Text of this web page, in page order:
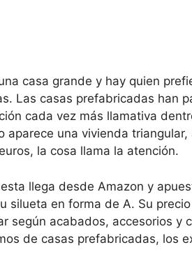
casa grande y hay quien
Las casas prefabricadas han
cada vez más llamativa
aparece una vivienda
la cosa llama la atención.
llega desde Amazon y
silueta en forma de A. Su
según acabados, accesorios y
de casas prefabricadas, los